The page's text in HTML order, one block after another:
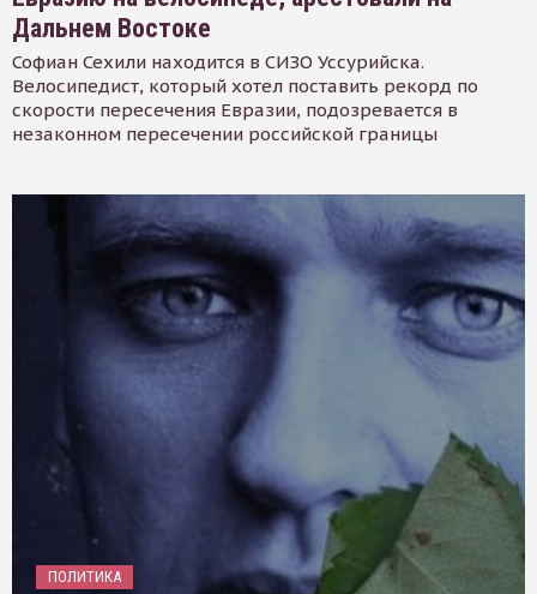
Дальнем Востоке
Софиан Сехили находится в СИЗО Уссурийска.
Велосипедист, который хотел поставить рекорд по
скорости пересечения Евразии, подозревается в
незаконном пересечении российской границы
ПОЛИТИКА